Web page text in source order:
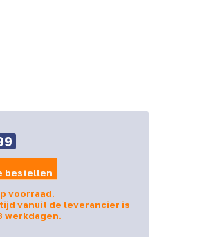
bestellen
voorraad.
vanuit de leverancier is
werkdagen.